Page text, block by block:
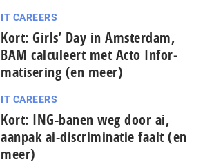
IT CAREERS
Kort: Girls’ Day in Amsterdam,
BAM calculeert met Acto In­for­
ma­ti­se­ring (en meer)
IT CAREERS
Kort: ING-banen weg door ai,
aanpak ai-dis­cri­mi­na­tie faalt (en
meer)